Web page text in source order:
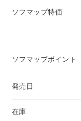
ソフマップ特価
ソフマップポイント
発売日
在庫